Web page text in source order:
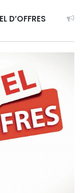
D’OFFRES